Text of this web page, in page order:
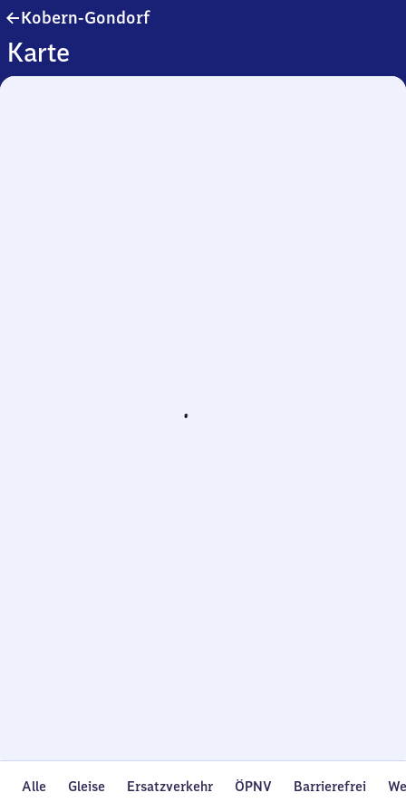
Kobern-GondorfKobern-
Karte
Alle Gleise Ersatzverkehr ÖPNV Barrierefrei